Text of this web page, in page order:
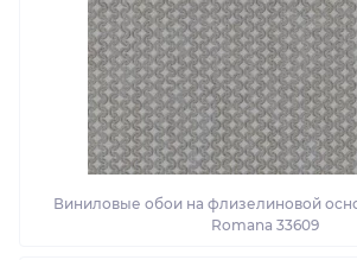
Виниловые обои на флизелиновой
Romana 33609